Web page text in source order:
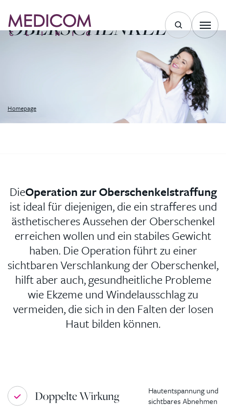
Homepage
OBERSCHENKEL
DieOperation zur Oberschenkelstraffung
ist ideal für diejenigen, die ein strafferes und
ästhetischeres Aussehen der Oberschenkel
erreichen wollen und ein stabiles Gewicht
haben. Die Operation führt zu einer
sichtbaren Verschlankung der Oberschenkel,
hilft aber auch, gesundheitliche Probleme
wie Ekzeme und Windelausschlag zu
vermeiden, die sich in den Falten der losen
Haut bilden können.
Doppelte Wirkung
Hautentspannung und
sichtbares Abnehmen